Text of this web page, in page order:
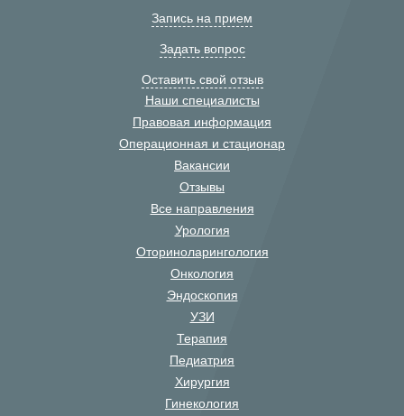
Запись на прием
Задать вопрос
Оставить свой отзыв
Наши специалисты
Правовая информация
Операционная и стационар
Вакансии
Отзывы
Все направления
Урология
Оториноларингология
Онкология
Эндоскопия
УЗИ
Терапия
Педиатрия
Хирургия
Гинекология